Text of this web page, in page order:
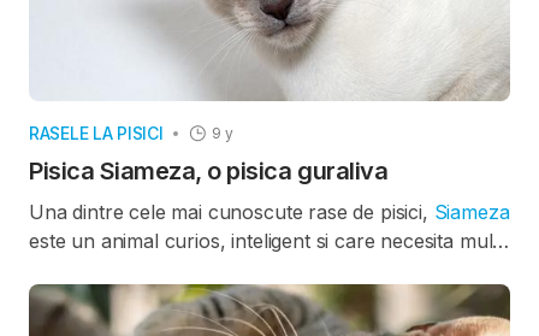
RASELE LA PISICI 9 y
Pisica Siameza, o pisica guraliva
Una dintre cele mai cunoscute rase de pisici, Siameza
este un animal curios, inteligent si care necesita multa
converseze cu dvs. cat este ziua de lunga, pisica
Siameza poate fi alegerea ideala.